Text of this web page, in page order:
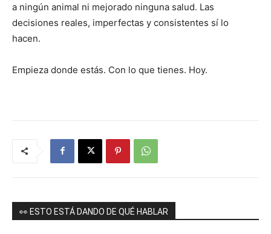
a ningún animal ni mejorado ninguna salud. Las
decisiones reales, imperfectas y consistentes sí lo
hacen.
Empieza donde estás. Con lo que tienes. Hoy.
👀 ESTO ESTÁ DANDO DE QUÉ HABLAR